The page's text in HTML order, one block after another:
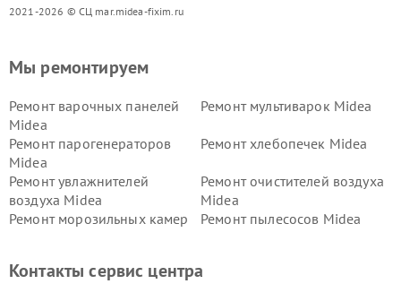
2021-2026 © СЦ mar.midea-fixim.ru
Мы ремонтируем
Ремонт варочных панелей
Midea
Ремонт мультиварок Midea
Ремонт парогенераторов
Midea
Ремонт хлебопечек Midea
Ремонт увлажнителей
воздуха Midea
Ремонт очистителей воздуха
Midea
Ремонт морозильных камер
Ремонт пылесосов Midea
пылесосов Midea
Контакты сервис центра